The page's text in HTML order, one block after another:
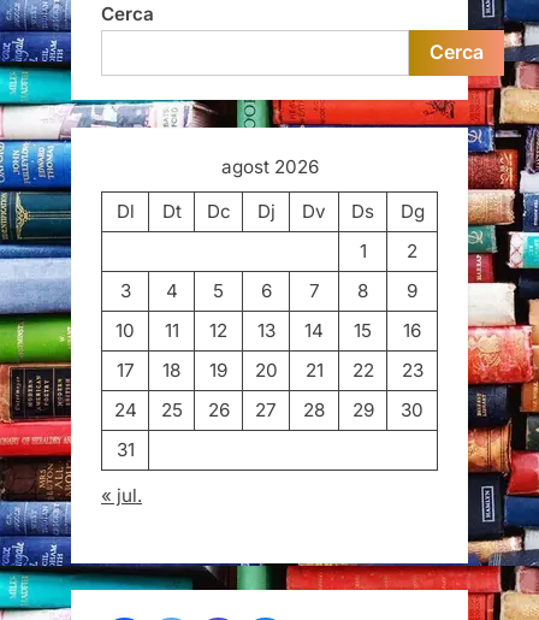
Cerca
Cerca
agost 2026
Dl
Dt Dc Dj Dv Ds
Dg
1
2
3
4 5 6 7 8
9
10
11 12 13 14 15
16
17
18 19 20 21 22
23
24
25 26 27 28 29
30
31
« jul.